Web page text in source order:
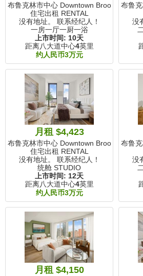
布鲁克林市中心 Downtown Brooklyn, NY
住宅出租 RENTAL
没有地址。 联系经纪人！
一房一厅一厨一浴
上市时间: 10天
距离八大道中心4英里
约人民币3万元
布鲁
没
月租 $4,423
布鲁克林市中心 Downtown Brooklyn, NY
住宅出租 RENTAL
没有地址。 联系经纪人！
统舱 STUDIO
上市时间: 12天
距离八大道中心4英里
约人民币3万元
布鲁
没
月租 $4,150